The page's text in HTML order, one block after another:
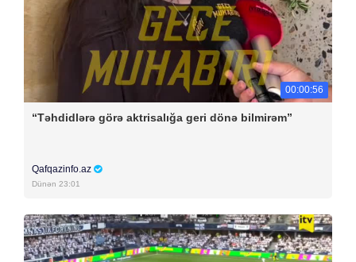
00:00:56
“Təhdidlərə görə aktrisalığa geri dönə bilmirəm”
Qafqazinfo.az
Dünən 23:01